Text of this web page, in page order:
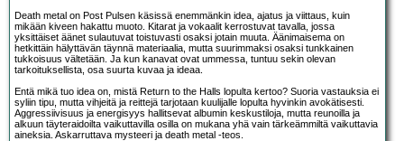
Death metal on Post Pulsen käsissä enemmänkin idea, ajatus ja viittaus, kuin
mikään kiveen hakattu muoto. Kitarat ja vokaalit kerrostuvat tavalla, jossa
yksittäiset äänet sulautuvat toistuvasti osaksi jotain muuta. Äänimaisema on
hetkittäin hälyttävän täynnä materiaalia, mutta suurimmaksi osaksi tunkkainen
tukkoisuus vältetään. Ja kun kanavat ovat ummessa, tuntuu sekin olevan
tarkoituksellista, osa suurta kuvaa ja ideaa.
Entä mikä tuo idea on, mistä Return to the Halls lopulta kertoo? Suoria vastauksia ei
syliin tipu, mutta vihjeitä ja reittejä tarjotaan kuulijalle lopulta hyvinkin avokätisesti.
Aggressiivisuus ja energisyys hallitsevat albumin keskustiloja, mutta reunoilla ja
alkuun täyteraidoilta vaikuttavilla osilla on mukana yhä vain tärkeämmiltä vaikuttavia
aineksia. Askarruttava mysteeri ja death metal -teos.